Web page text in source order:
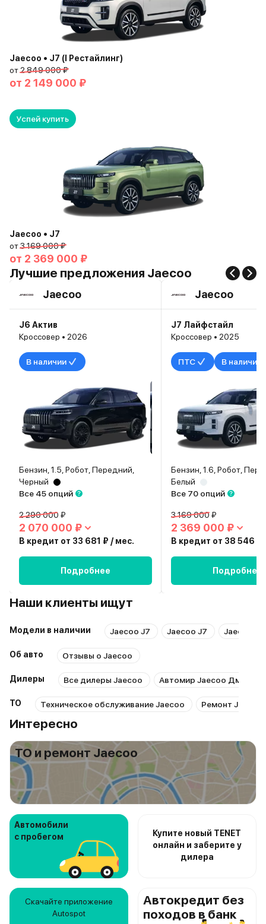
Jaecoo • J7 (I Рестайлинг)
от2 849 000 ₽
от 2 149 000 ₽
Успей купить
Jaecoo • J7
от3 169 000 ₽
от 2 369 000 ₽
Лучшие предложения Jaecoo
Jaecoo
J6 Актив
Кроссовер • 2026
В наличии
Бензин, 1.5, Робот, Передний,
Черный
Все 45 опций
2 290 000 ₽
2 070 000 ₽
В кредит от 33 681 ₽ / мес.
Подробнее
Jaecoo
J7 Лайфстайл
Кроссовер • 2025
ПТС В наличии
Бензин, 1.6, Робот,
Белый
Все 70 опций
3 169 000 ₽
2 369 000 ₽
В кредит от 38 546 ₽
Подробнее
Наши клиенты ищут
Модели в наличии Jaecoo J7 Jaecoo J7 Jaecoo J8
Об авто Отзывы о Jaecoo
Дилеры Все дилеры Jaecoo Автомир Jaecoo
ТО Техническое обслуживание Jaecoo Ремонт Jaecoo
Интересно
ТО и ремонт Jaecoo
Автомобили
с пробегом
Купите новый TENET
онлайн и заберите у
дилера
Скачайте приложение
Autospot
Автокредит без
походов в банк